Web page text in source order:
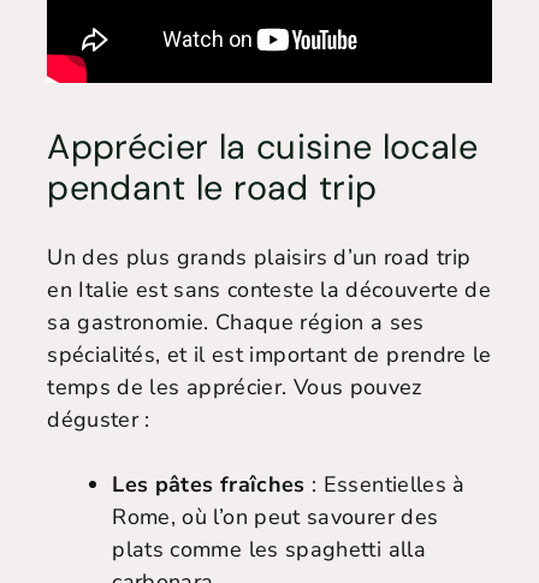
Apprécier la cuisine locale
pendant le road trip
Un des plus grands plaisirs d’un road trip
en Italie est sans conteste la découverte de
sa gastronomie. Chaque région a ses
spécialités, et il est important de prendre le
temps de les apprécier. Vous pouvez
déguster :
Les pâtes fraîches : Essentielles à
Rome, où l’on peut savourer des
plats comme les spaghetti alla